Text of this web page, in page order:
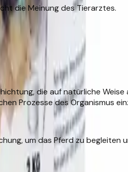
die Meinung des Tierarztes.
die auf natürliche
Prozesse des Organismus
um das Pferd zu begleiten